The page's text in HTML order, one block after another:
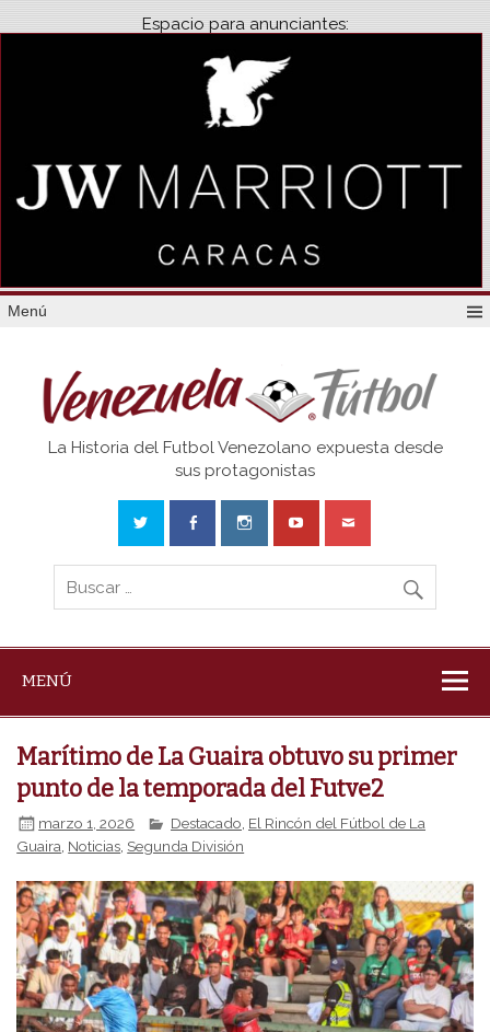
Espacio para anunciantes:
Menú
Venezuela
La Historia del Futbol Venezolano expuesta desde
sus protagonistas
MENÚ
Marítimo de La Guaira obtuvo su primer
punto de la temporada del Futve2
marzo 1, 2026 Destacado El Rincón del Fútbol de La
Guaira, Noticias, Segunda División